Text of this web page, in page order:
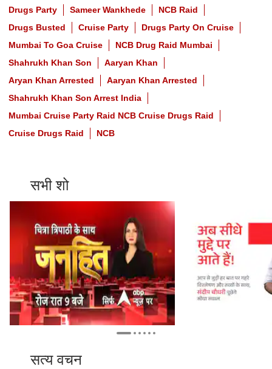
Drugs Party
Sameer Wankhede
NCB Raid
Drugs Busted
Cruise Party
Drugs Party On Cruise
Mumbai To Goa Cruise
NCB Drug Raid Mumbai
Shahrukh Khan Son
Aaryan Khan
Aryan Khan Arrested
Aaryan Khan Arrested
Shahrukh Khan Son Arrest India
Mumbai Cruise Party Raid NCB Cruise Drugs Raid
Cruise Drugs Raid
NCB
सभी शो
सत्य वचन